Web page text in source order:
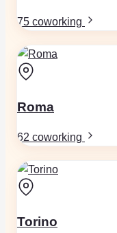
75 coworking
Roma
62 coworking
Torino